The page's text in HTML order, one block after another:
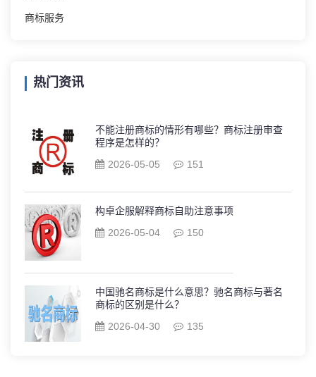
商标服务
热门资讯
不能注册商标的情形有哪些？商标注册审查
程序是怎样的？
2026-05-05
151
构卓企服解释商标自助注意事项
2026-05-04
150
中国驰名商标是什么意思？驰名商标与著名
商标的区别是什么？
2026-04-30
135